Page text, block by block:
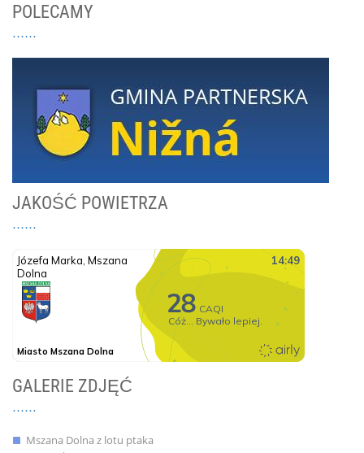
POLECAMY
JAKOŚĆ POWIETRZA
GALERIE ZDJĘĆ
Mszana Dolna z lotu ptaka